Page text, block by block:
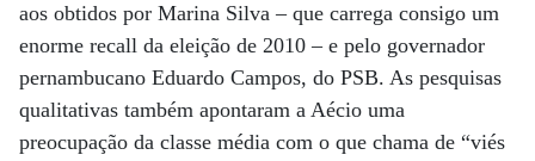
aos obtidos por Marina Silva – que carrega consigo um
enorme recall da eleição de 2010 – e pelo governador
pernambucano Eduardo Campos, do PSB. As pesquisas
qualitativas também apontaram a Aécio uma
preocupação da classe média com o que chama de “viés